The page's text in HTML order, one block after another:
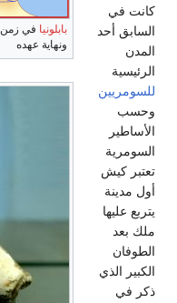
بابلونيا في زمن
ونهاية عهده
كانت في
السابق أحد
المدن
الرئيسية
للسومريين
وحسب
الأساطير
السومرية
تعتبر كيش
أول مدينة
يتربع عليها
ملك بعد
الطوفان
الكبير الذي
ذكر في